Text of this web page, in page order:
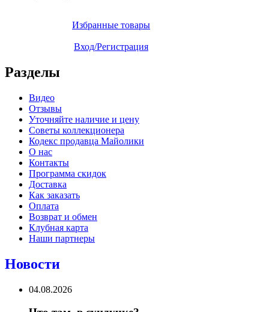
Избранные товары
Вход/Регистрация
Разделы
Видео
Отзывы
Уточняйте наличие и цену
Советы коллекционера
Кодекс продавца Майолики
О нас
Контакты
Программа скидок
Доставка
Как заказать
Оплата
Возврат и обмен
Клубная карта
Наши партнеры
Новости
04.08.2026